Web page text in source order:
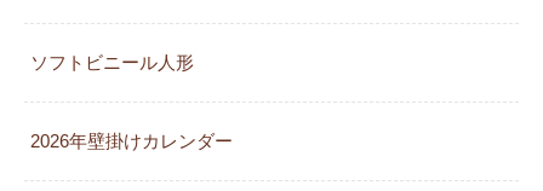
ソフトビニール人形
2026年壁掛けカレンダー